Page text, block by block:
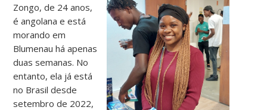
Zongo, de 24 anos,
é angolana e está
morando em
Blumenau há apenas
duas semanas. No
entanto, ela já está
no Brasil desde
setembro de 2022,